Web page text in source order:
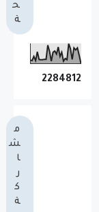
ح
ة
2284812
م
ش
ا
ر
ك
ة